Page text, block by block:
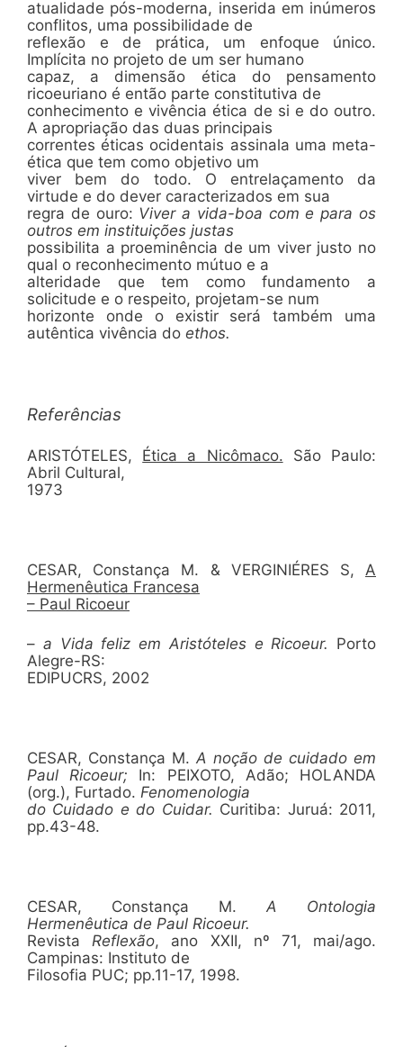
atualidade pós-moderna, inserida em inúmeros
conflitos, uma possibilidade de
reflexão e de prática, um enfoque único.
Implícita no projeto de um ser humano
capaz, a dimensão ética do pensamento
ricoeuriano é então parte constitutiva de
conhecimento e vivência ética de si e do outro.
A apropriação das duas principais
correntes éticas ocidentais assinala uma meta-
ética que tem como objetivo um
viver bem do todo. O entrelaçamento da
virtude e do dever caracterizados em sua
regra de ouro: Viver a vida-boa com e para os
outros em instituições justas
possibilita a proeminência de um viver justo no
qual o reconhecimento mútuo e a
alteridade que tem como fundamento a
solicitude e o respeito, projetam-se num
horizonte onde o existir será também uma
autêntica vivência do ethos.
Referências
ARISTÓTELES, Ética a Nicômaco. São Paulo:
Abril Cultural,
1973
CESAR, Constança M. & VERGINIÉRES S, A
Hermenêutica Francesa
– Paul Ricoeur
– a Vida feliz em Aristóteles e Ricoeur. Porto
Alegre-RS:
EDIPUCRS, 2002
CESAR, Constança M. A noção de cuidado em
Paul Ricoeur; In: PEIXOTO, Adão; HOLANDA
(org.), Furtado. Fenomenologia
do Cuidado e do Cuidar. Curitiba: Juruá: 2011,
pp.43-48.
CESAR, Constança M. A Ontologia
Hermenêutica de Paul Ricoeur.
RevistaReflexão, ano XXII, nº 71, mai/ago.
Campinas: Instituto de
Filosofia PUC; pp.11-17, 1998.